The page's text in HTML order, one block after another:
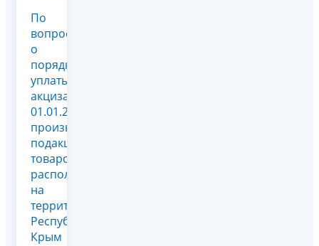
По
вопросу
о
порядке
уплаты
акциза с
01.01.2015
производителями
подакцизных
товаров,
расположенными
на
территории
Республики
Крым